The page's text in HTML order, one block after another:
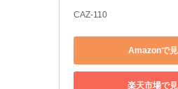
CAZ-110
Amazonで
楽天市場で